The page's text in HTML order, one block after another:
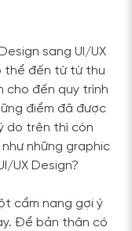
sang UI/UX
thể đến từ từ thu
cho đến quy trình
điểm đã được
do trên thì còn
những graphic
UX Design?
cẩm nang gợi ý
Để bản thân có